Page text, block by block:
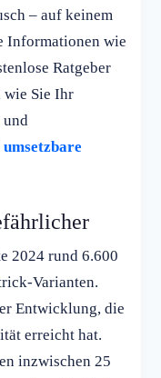
– auf keinem
Informationen wie
Ratgeber
wie Sie Ihr
2024 rund 6.600
Varianten.
Entwicklung, die
erreicht hat.
inzwischen 25